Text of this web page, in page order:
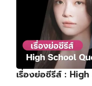
เรื่องย่อซีรีส์ :